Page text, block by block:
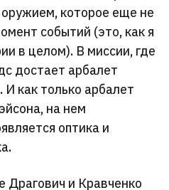
которое еще не
событий (это, как я
в целом). В миссии, где
достает арбалет
И как только арбалет
на нем
оптика и
Драгович и Кравченко